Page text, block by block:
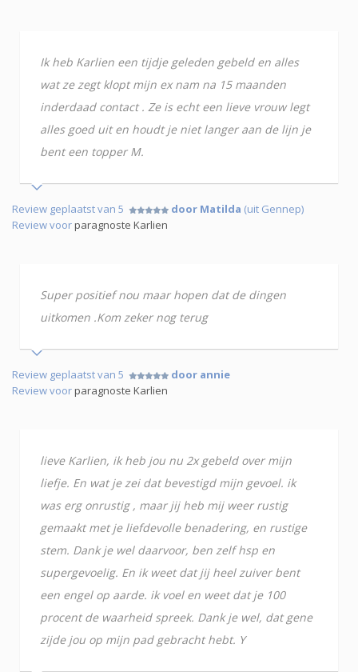
Ik heb Karlien een tijdje geleden gebeld en alles
wat ze zegt klopt mijn ex nam na 15 maanden
inderdaad contact . Ze is echt een lieve vrouw legt
alles goed uit en houdt je niet langer aan de lijn je
bent een topper M.
Review geplaatst van 5 door Matilda (uit Gennep)
Review voorparagnoste Karlien
Super positief nou maar hopen dat de dingen
uitkomen .Kom zeker nog terug
Review geplaatst van 5
door annie
Review voorparagnoste Karlien
lieve Karlien, ik heb jou nu 2x gebeld over mijn
liefje. En wat je zei dat bevestigd mijn gevoel. ik
was erg onrustig , maar jij heb mij weer rustig
gemaakt met je liefdevolle benadering, en rustige
stem. Dank je wel daarvoor, ben zelf hsp en
supergevoelig. En ik weet dat jij heel zuiver bent
een engel op aarde. ik voel en weet dat je 100
procent de waarheid spreek. Dank je wel, dat gene
zijde jou op mijn pad gebracht hebt. Y